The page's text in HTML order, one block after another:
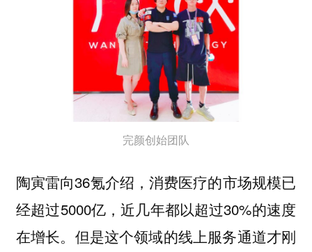
完颜创始团队
陶寅雷向36氪介绍，消费医疗的市场规模已
经超过5000亿，近几年都以超过30%的速度
在增长。但是这个领域的线上服务通道才刚